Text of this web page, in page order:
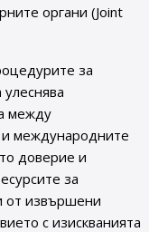
органи (Joint
за
между
и международните
доверие и
за
от извършени
с изискванията